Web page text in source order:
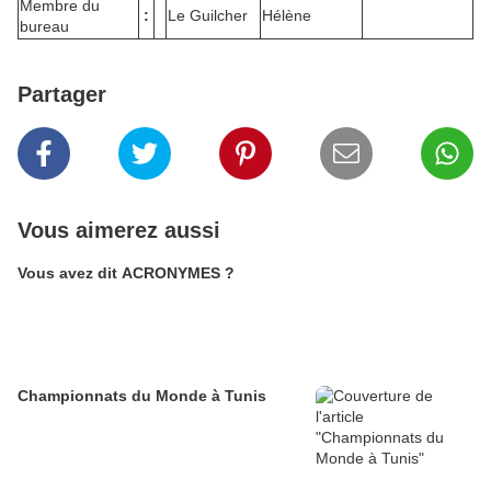
Membre du
bureau
: Le Guilcher Hélène
Partager
Vous aimerez aussi
Vous avez dit ACRONYMES ?
Championnats du Monde à Tunis